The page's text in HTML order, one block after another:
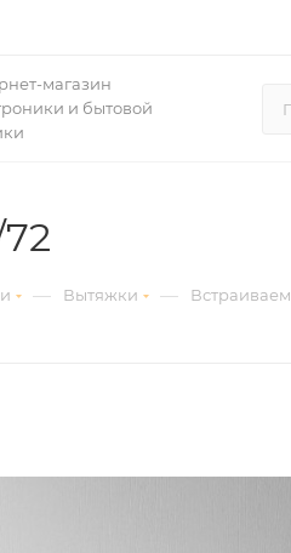
магазин
и бытовой
— Вытяжки —